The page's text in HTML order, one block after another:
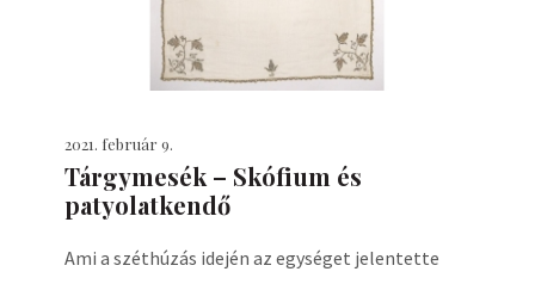
2021. február 9.
Tárgymesék – Skófium és
patyolatkendő
Ami a széthúzás idején az egységet jelentette